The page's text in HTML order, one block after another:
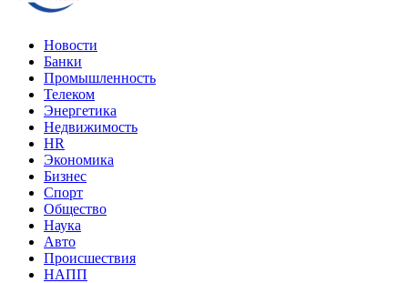
Новости
Банки
Промышленность
Телеком
Энергетика
Недвижимость
HR
Экономика
Бизнес
Спорт
Общество
Наука
Авто
Происшествия
НАПП